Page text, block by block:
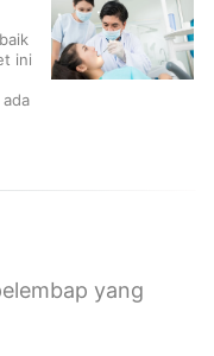
ini
yang